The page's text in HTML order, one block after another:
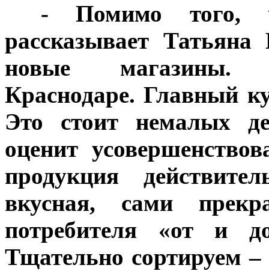
- Помимо того,
рассказывает
новые магазины.
Краснодаре. Главный
Это стоит немалых
оценит
продукция
вкусная, сами
потребителя «от и
Тщательно сортируем